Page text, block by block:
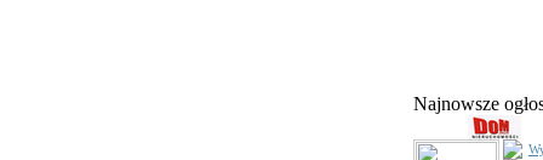
Najnowsze